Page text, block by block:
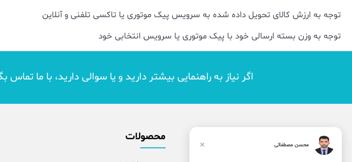
توجه به ارزش کالای تحویل داده شده به سرویس پیک موتوری یا تاکسی تلفنی و آنلاین
توجه به وزن بسته ارسالی خود با پیک موتوری یا سرویس انتخابی خود
اگر نیاز به راهنمایی بیشتر دارید و یا سوالی دارید، با ما
محصولات
محسن مصطفائی ×